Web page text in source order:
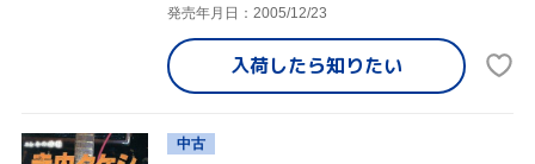
発売年月日：2005/12/23
入荷したら知りたい
中古